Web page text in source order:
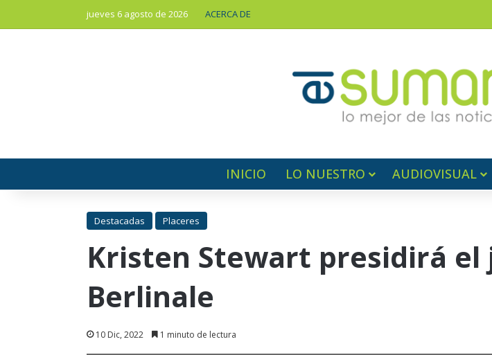
jueves 6 agosto de 2026 ACERCA DE
INICIO LO NUESTRO AUDIOVISUAL
Destacadas Placeres
Kristen Stewart presidirá el
Berlinale
10 Dic, 2022 1 minuto de lectura